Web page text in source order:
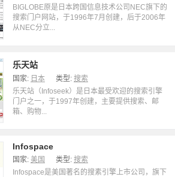
BIGLOBE原是日本跨国信息技术公司NEC旗下的
搜索门户网站，于1996年7月创建，后于2006年
从NEC分立...
乐天站
国家: 日本 类型: 搜索
乐天站（Infoseek）是日本最受欢迎的搜索引擎
门户之一，于1997年创建，主要提供搜索、邮
箱、购物...
Infospace
国家: 美国 类型: 搜索
Infospace是美国著名的搜素引擎上市公司，旗下